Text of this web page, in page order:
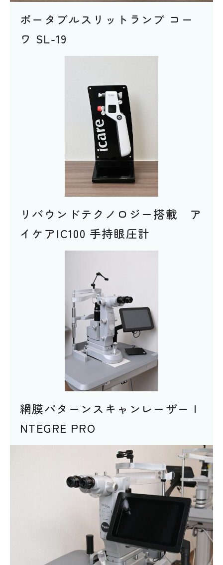
ポータブルスリットランプ コー
ワ SL-19
リバウンドテクノロジー搭載 ア
イケアIC100 手持眼圧計
網膜パターンスキャンレーザー I
NTEGRE PRO